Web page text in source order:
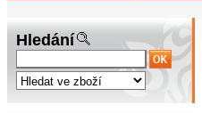
Hledání